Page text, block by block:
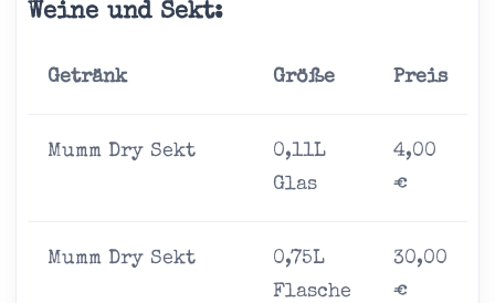
Weine und Sekt:
Getränk Größe Preis
Mumm Dry Sekt
0,11L
Glas
4,00
€
Mumm Dry Sekt
0,75L
Flasche
30,00
€